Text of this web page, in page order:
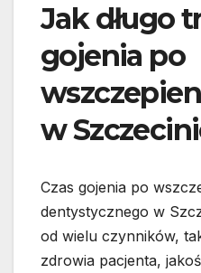
Jak długo
gojenia po
w
Czas gojenia po
dentystycznego w
od wielu czynników,
zdrowia pacjenta,